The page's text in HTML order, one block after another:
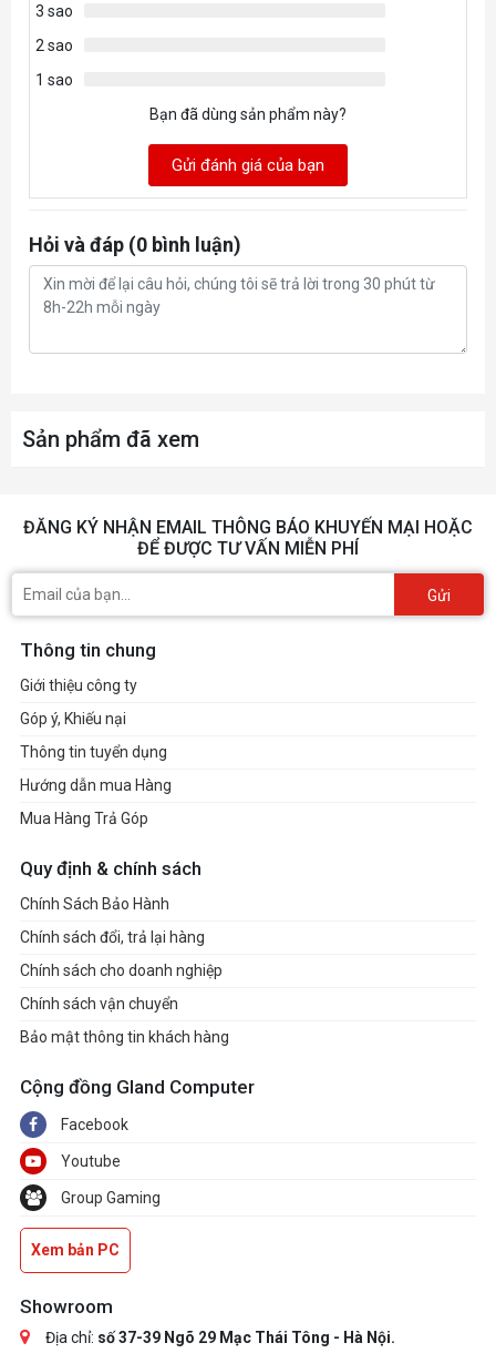
điện
Trong
3 sao
2 sao
1 sao
Bạn đã dùng sản phẩm này?
Gửi đánh giá của bạn
Hỏi và đáp (0 bình luận)
Sản phẩm đã xem
ĐĂNG KÝ NHẬN EMAIL THÔNG BÁO KHUYẾN MẠI HOẶC
ĐỂ ĐƯỢC TƯ VẤN MIỄN PHÍ
Gửi
Thông tin chung
Giới thiệu công ty
Góp ý, Khiếu nại
Thông tin tuyển dụng
Hướng dẫn mua Hàng
Mua Hàng Trả Góp
Quy định & chính sách
Chính Sách Bảo Hành
Chính sách đổi, trả lại hàng
Chính sách cho doanh nghiệp
Chính sách vận chuyển
Bảo mật thông tin khách hàng
Cộng đồng Gland Computer
Facebook
Youtube
Group Gaming
Xem bản PC
Showroom
Địa chỉ: số 37-39 Ngõ 29 Mạc Thái Tông - Hà Nội.